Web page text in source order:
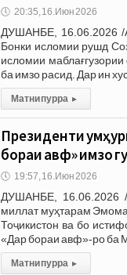
🕔 20:35, 16.Июн 2026
ДУШАНБЕ, 16.06.2026 /
Бонки исломии рушд
исломии
ба имзо расид. Дар ин
Матни пурра ▸
Президенти
бораи авф» имзо
🕔 19:57, 16.Июн 2026
ДУШАНБЕ, 16.06.2026
миллат муҳтарам
Тоҷикистон ва бо
«Дар бораи авф»-ро ба
Матни пурра ▸